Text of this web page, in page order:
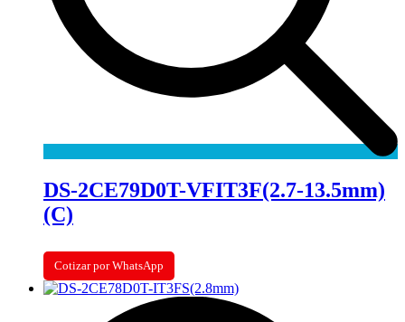
DS-2CE79D0T-VFIT3F(2.7-13.5mm)
(C)
Cotizar por WhatsApp